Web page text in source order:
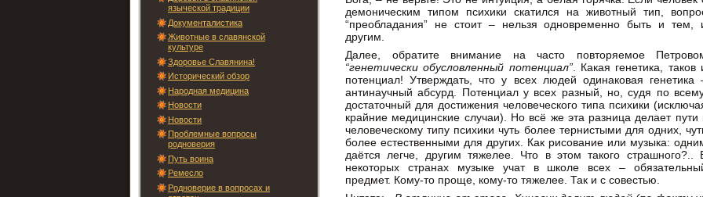
языческой традиции
Документалистика
Животные в славянской
культуре
Здоровье Славянина!
Исторический обзор
Народная медицина
Новости
Новости
Проблемные вопросы
родноверия
Путь воина
Ремесло
Родноверие в вопросах и
демоническим типом психики скатился на животный тип,
“преобладания” не стоит – нельзя одновременно быть и тем,
другим.
Далее, обратите внимание на часто повторяемое
“генетически обусловленный потенциал”. Какая генетика, таков
потенциал! Утверждать, что у всех людей одинаковая генетика
антинаучный абсурд. Потенциал у всех разный, но, судя по
достаточный для достижения человеческого типа психики
крайние медицинские случаи). Но всё же эта разница делает пути
человеческому типу психики чуть более тернистыми для одних,
более естественными для других. Как рисование или музыка:
даётся легче, другим тяжелее. Что в этом такого страшного?..
некоторых странах музыке учат в школе всех –
предмет. Кому-то проще, кому-то тяжелее. Так и с совестью.